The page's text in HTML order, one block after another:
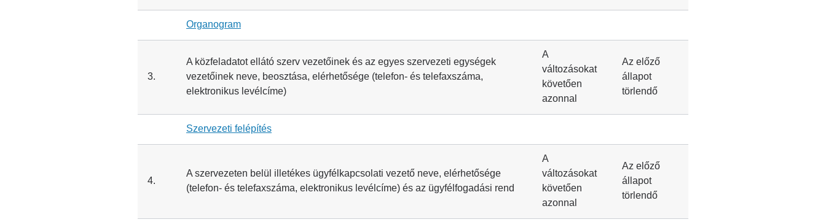
Organogram
3.
A közfeladatot ellátó szerv vezetőinek és az egyes szervezeti egységek
vezetőinek neve, beosztása, elérhetősége (telefon- és telefaxszáma,
elektronikus levélcíme)
A
változásokat
követően
azonnal
Az előző
állapot
törlendő
Szervezeti felépítés
4.
A szervezeten belül illetékes ügyfélkapcsolati vezető neve, elérhetősége
(telefon- és telefaxszáma, elektronikus levélcíme) és az ügyfélfogadási rend
A
változásokat
követően
azonnal
Az előző
állapot
törlendő